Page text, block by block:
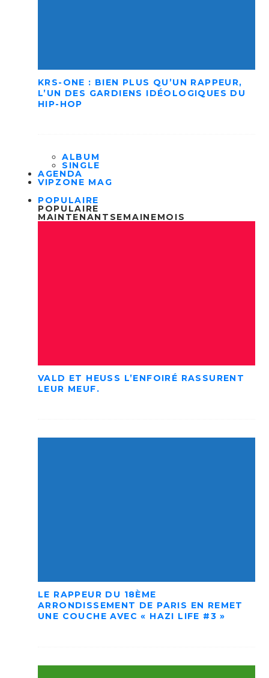
KRS-ONE : BIEN PLUS QU’UN RAPPEUR,
L’UN DES GARDIENS IDÉOLOGIQUES DU
HIP-HOP
ALBUM
SINGLE
AGENDA
VIPZONE MAG
POPULAIRE
POPULAIRE
MAINTENANT SEMAINEMOIS
VALD ET HEUSS L’ENFOIRÉ RASSURENT
LEUR MEUF.
LE RAPPEUR DU 18ÈME
ARRONDISSEMENT DE PARIS EN REMET
UNE COUCHE AVEC « HAZI LIFE #3 »